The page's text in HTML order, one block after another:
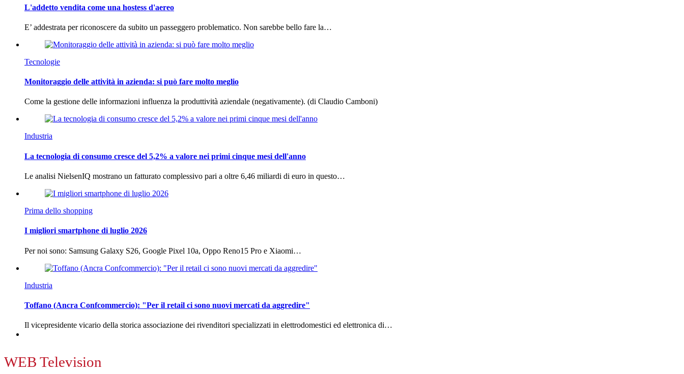
L'addetto vendita come una hostess d'aereo
E’ addestrata per riconoscere da subito un passeggero problematico. Non sarebbe bello fare la…
Tecnologie
Monitoraggio delle attività in azienda: si può fare molto meglio
Come la gestione delle informazioni influenza la produttività aziendale (negativamente). (di Claudio Camboni)
Industria
La tecnologia di consumo cresce del 5,2% a valore nei primi cinque mesi dell'anno
Le analisi NielsenIQ mostrano un fatturato complessivo pari a oltre 6,46 miliardi di euro in questo…
Prima dello shopping
I migliori smartphone di luglio 2026
Per noi sono: Samsung Galaxy S26, Google Pixel 10a, Oppo Reno15 Pro e Xiaomi…
Industria
Toffano (Ancra Confcommercio): "Per il retail ci sono nuovi mercati da aggredire"
Il vicepresidente vicario della storica associazione dei rivenditori specializzati in elettrodomestici ed elettronica di…
WEB Television